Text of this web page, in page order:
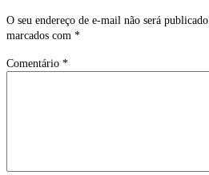
O seu endereço de e-mail não será publicado.
marcados com *
Comentário *